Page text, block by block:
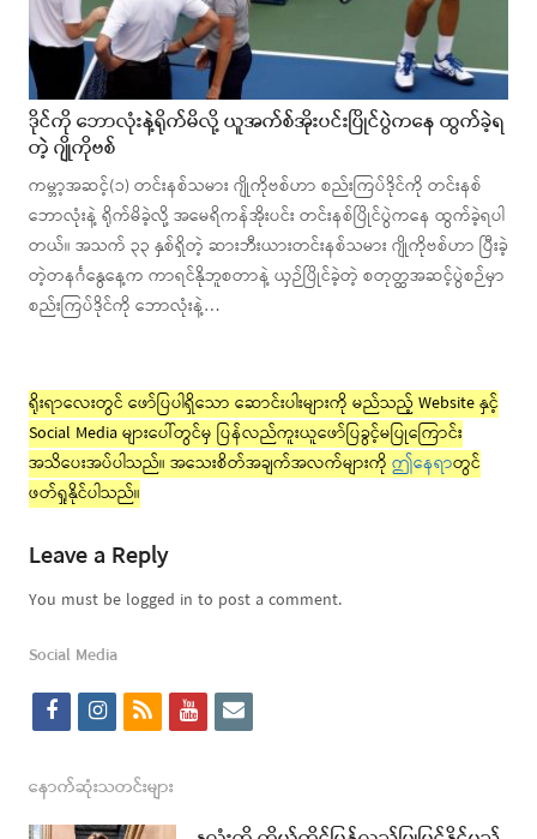
ဒိုင်ကို ဘောလုံးနဲ့ရိုက်မိလို့ ယူအက်စ်အိုးပင်းပြိုင်ပွဲကနေ ထွက်ခဲ့ရ
တဲ့ ဂျိုကိုဗစ်
ကမ္ဘာ့အဆင့်(၁) တင်းနစ်သမား ဂျိုကိုဗစ်ဟာ စည်းကြပ်ဒိုင်ကို တင်းနစ်
ဘောလုံးနဲ့ ရိုက်မိခဲ့လို့ အမေရိကန်အိုးပင်း တင်းနစ်ပြိုင်ပွဲကနေ ထွက်ခဲ့ရပါ
တယ်။ အသက် ၃၃ နှစ်ရှိတဲ့ ဆားဘီးယားတင်းနစ်သမား ဂျိုကိုဗစ်ဟာ ပြီးခဲ့
တဲ့တနင်္ဂနွေနေ့က ကာရင်နိုဘူစတာနဲ့ ယှဉ်ပြိုင်ခဲ့တဲ့ စတုတ္ထအဆင့်ပွဲစဉ်မှာ
စည်းကြပ်ဒိုင်ကို ဘောလုံးနဲ့…
ရိုးရာလေးတွင် ဖော်ပြပါရှိသော ဆောင်းပါးများကို မည်သည့် Website နှင့်
Social Media များပေါ်တွင်မှ ပြန်လည်ကူးယူဖော်ပြခွင့်မပြုကြောင်း
အသိပေးအပ်ပါသည်။ အသေးစိတ်အချက်အလက်များကို ဤနေရာတွင်
ဖတ်ရှုနိုင်ပါသည်။
Leave a Reply
You must be logged in to post a comment.
Social Media
f
c
e
i
s
t
r
s
y
t
e
i
နောက်ဆုံးသတင်းများ